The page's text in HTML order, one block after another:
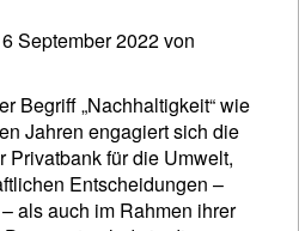
September 2022 von
Begriff „Nachhaltigkeit“ wie
Jahren engagiert sich die
Privatbank für die Umwelt,
Entscheidungen –
als auch im Rahmen ihrer